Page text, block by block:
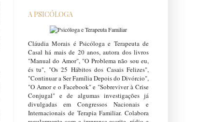
A PSICÓLOGA
Cláudia Morais é Psicóloga e Terapeuta de
Casal há mais de 20 anos, autora dos livros
"Manual do Amor", "O Problema não sou eu,
és tu", "Os 25 Hábitos dos Casais Felizes",
"Continuar a Ser Família Depois do Divórcio",
"O Amor e o Facebook" e "Sobreviver à Crise
Conjugal" e de algumas investigações já
divulgadas em Congressos Nacionais e
Internacionais de Terapia Familiar. Colabora